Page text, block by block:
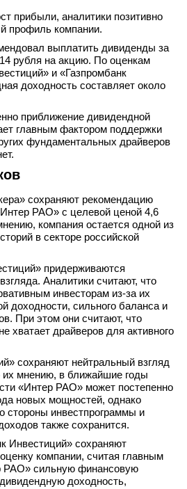
прибыли, аналитики позитивно
профиль компании.
выплатить дивиденды за
рубля на акцию. По оценкам
и «Газпромбанк
доходность составляет около
приближение дивидендной
главным фактором поддержки
фундаментальных драйверов
сохраняют рекомендацию
РАО» с целевой ценой 4,6
компания остается одной из
в секторе российской
придерживаются
Аналитики считают, что
инвесторам из-за их
доходности, сильного баланса и
При этом они считают, что
хватает драйверов для активного
сохраняют нейтральный взгляд
их мнению, в ближайшие годы
«Интер РАО» может постепенно
новых мощностей, однако
стороны инвестпрограммы и
также сохранится.
Инвестиций» сохраняют
компании, считая главным
РАО» сильную финансовую
доходность,